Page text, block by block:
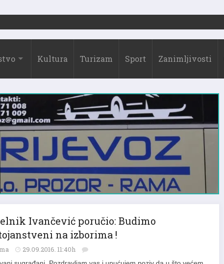
19:10
Kultura Turizam Sport Zanimljivosti
Ivančević poručio: Budimo
na izborima !